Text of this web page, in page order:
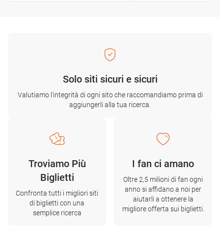
Solo siti sicuri e sicuri
Valutiamo l'integrità di ogni sito che raccomandiamo prima di
aggiungerli alla tua ricerca.
Troviamo Più
Biglietti
Confronta tutti i migliori siti
di biglietti con una
semplice ricerca
I fan ci amano
Oltre 2,5 milioni di fan ogni
anno si affidano a noi per
aiutarli a ottenere la
migliore offerta sui biglietti.